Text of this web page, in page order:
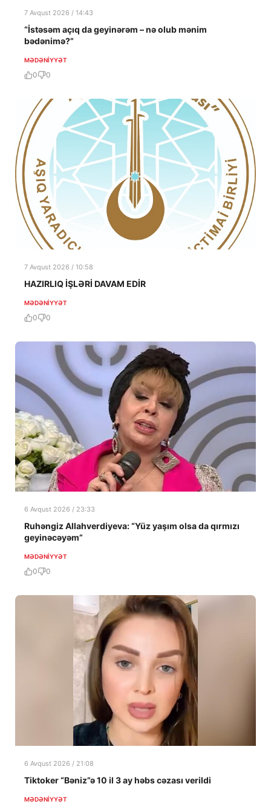
7 Avqust 2026 / 14:43
“İstəsəm açıq da geyinərəm – nə olub mənim
bədənimə?”
MƏDƏNIYYƏT
0 0
7 Avqust 2026 / 10:58
HAZIRLIQ İŞLƏRİ DAVAM EDİR
MƏDƏNIYYƏT
0 0
6 Avqust 2026 / 23:33
Ruhəngiz Allahverdiyeva: “Yüz yaşım olsa da qırmızı
geyinəcəyəm”
MƏDƏNIYYƏT
0 0
6 Avqust 2026 / 21:08
Tiktoker “Bəniz”ə 10 il 3 ay həbs cəzası verildi
MƏDƏNIYYƏT